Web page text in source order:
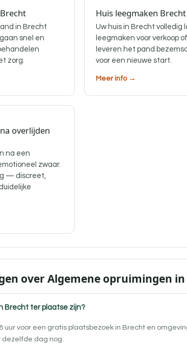
in Brecht
snel en
zorg.
Huis leegmaken Brecht
Uw huis in Brecht volledig
leegmaken voor verkoop
leveren het pand
voor een nieuwe start.
Meer info →
overlijden
na een
zwaar.
— discreet,
over Algemene opruimingen
Brecht ter plaatse zijn?
uur voor een gratis plaatsbezoek in Brecht en
dag nog.